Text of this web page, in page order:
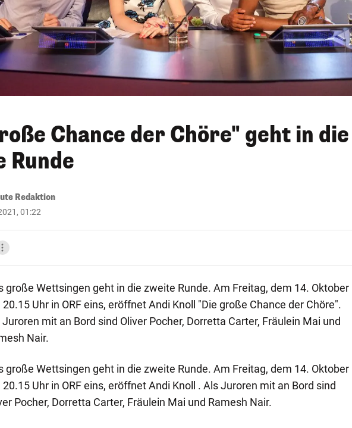
Chance der Chöre" geht in die
Runde
Redaktion
01:22
große Wettsingen geht in die zweite Runde. Am Freitag, dem 14. Oktober
20.15 Uhr in ORF eins, eröffnet Andi Knoll "Die große Chance der Chöre".
Juroren mit an Bord sind Oliver Pocher, Dorretta Carter, Fräulein Mai und
Nair.
große Wettsingen geht in die zweite Runde. Am Freitag, dem 14. Oktober
20.15 Uhr in ORF eins, eröffnet Andi Knoll . Als Juroren mit an Bord sind
Pocher, Dorretta Carter, Fräulein Mai und Ramesh Nair.